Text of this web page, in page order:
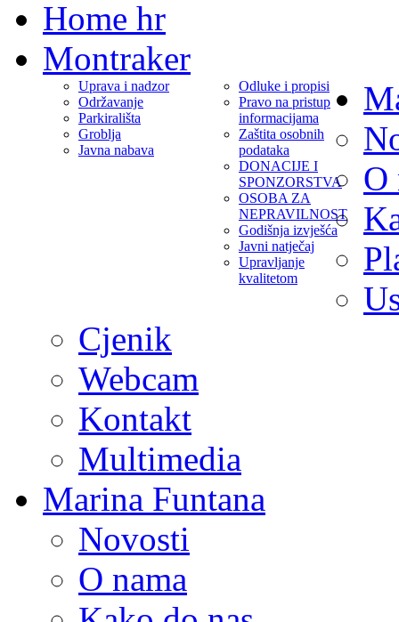
Home hr
Montraker
Uprava i nadzor
Održavanje
Parkirališta
Groblja
Javna nabava
Odluke i propisi
Pravo na pristup
informacijama
Zaštita osobnih
podataka
DONACIJE I
SPONZORSTVA
OSOBA ZA
NEPRAVILNOST
Godišnja izvješća
Javni natječaj
Upravljanje
kvalitetom
O
Cjenik
Webcam
Kontakt
Multimedia
Marina Funtana
Novosti
O nama